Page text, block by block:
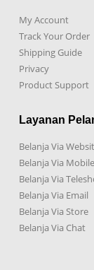
My Account
Track Your Order
Shipping Guide
Privacy
Product Support
Layanan
Belanja Via
Belanja Via Mobile
Belanja Via
Belanja Via Email
Belanja Via Store
Belanja Via Chat